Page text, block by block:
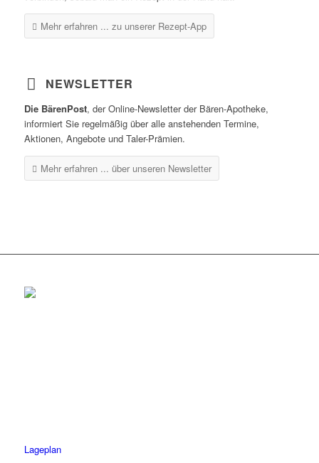
Mehr erfahren ... zu unserer Rezept-App
NEWSLETTER
Die BärenPost, der Online-Newsletter der Bären-Apotheke,
informiert Sie regelmäßig über alle anstehenden Termine,
Aktionen, Angebote und Taler-Prämien.
Mehr erfahren ... über unseren Newsletter
Lageplan